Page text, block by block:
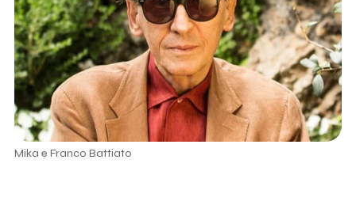
Mika e Franco Battiato